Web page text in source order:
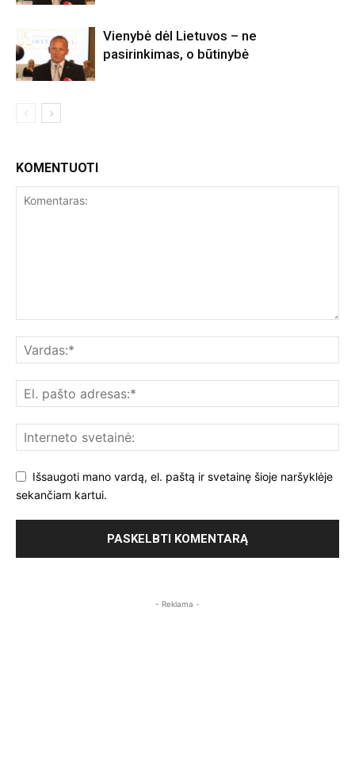
Vienybė dėl Lietuvos – ne
pasirinkimas, o būtinybė
KOMENTUOTI
Išsaugoti mano vardą, el. paštą ir svetainę šioje naršyklėje
sekančiam kartui.
- Reklama -